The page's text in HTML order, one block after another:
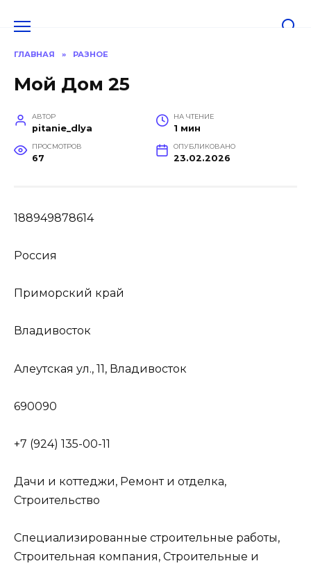
ГЛАВНАЯ » РАЗНОЕ
Мой Дом 25
АВТОР
pitanie_dlya
НА ЧТЕНИЕ
1 мин
ПРОСМОТРОВ
67
ОПУБЛИКОВАНО
23.02.2026
188949878614
Россия
Приморский край
Владивосток
Алеутская ул., 11, Владивосток
690090
+7 (924) 135-00-11
Дачи и коттеджи, Ремонт и отделка,
Строительство
Специализированные строительные работы,
Строительная компания, Строительные и